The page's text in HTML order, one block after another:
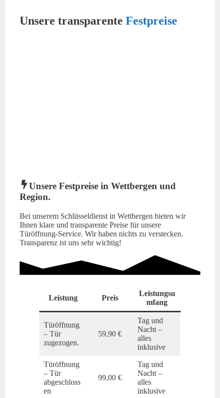
Unsere transparente Festpreise
Unsere Festpreise in Wettbergen und
Region.
Bei unserem Schlüsseldienst in Wettbergen bieten wir
Ihnen klare und transparente Preise für unsere
Türöffnung-Service. Wir haben nichts zu verstecken.
Transparenz ist uns sehr wichtig!
Leistung Preis
Leistungsu
mfang
Türöffnung
– Tür
zugezogen.
59,90 €
Tag und
Nacht –
alles
inklusive
Türöffnung
– Tür
abgeschloss
en
99,00 €
Tag und
Nacht –
alles
inklusive